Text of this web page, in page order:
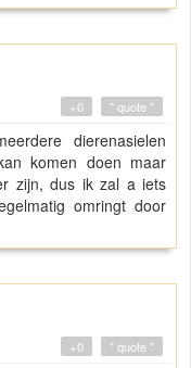
" quote "
+0
dierenasielen
komen doen maar
zijn, dus ik zal a iets
omringt door
" quote "
+0